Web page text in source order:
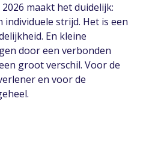
maakt het duidelijk:
strijd. Het is een
En kleine
door een verbonden
groot verschil. Voor de
en voor de